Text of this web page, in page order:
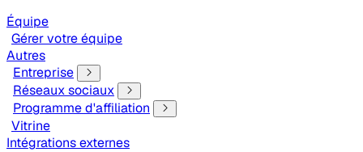
Équipe
Gérer votre équipe
Autres
Entreprise
Réseaux sociaux
Programme d'affiliation
Vitrine
Intégrations externes